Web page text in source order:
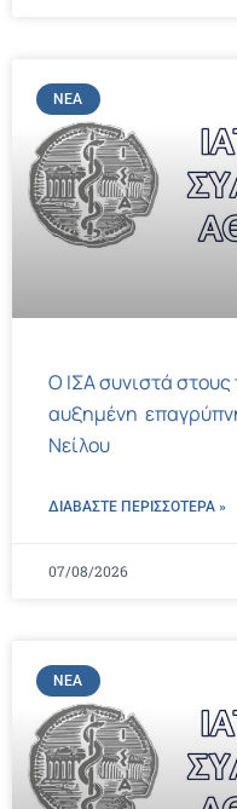
ΝΈΑ
Ο ΙΣΑ συνιστά στους
αυξημένη
Νείλου
ΔΙΑΒΑΣΤΕ ΠΕΡΙΣΣΌΤΕΡΑ »
07/08/2026
ΝΈΑ